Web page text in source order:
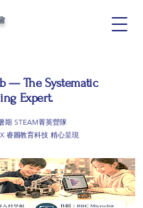
— The Systematic
Expert.
STEAM菁英營隊
睿圖教育科技 精心呈現